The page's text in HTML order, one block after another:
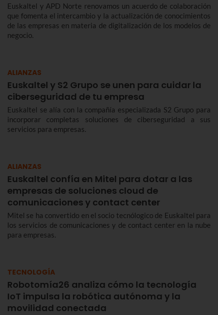
Euskaltel y APD Norte renovamos un acuerdo de colaboración
que fomenta el intercambio y la actualización de conocimientos
de las empresas en materia de digitalización de los modelos de
negocio.
ALIANZAS
Euskaltel y S2 Grupo se unen para cuidar la
ciberseguridad de tu empresa
Euskaltel se alía con la compañía especializada S2 Grupo para
incorporar completas soluciones de ciberseguridad a sus
servicios para empresas.
ALIANZAS
Euskaltel confía en Mitel para dotar a las
empresas de soluciones cloud de
comunicaciones y contact center
Mitel se ha convertido en el socio tecnólogico de Euskaltel para
los servicios de comunicaciones y de contact center en la nube
para empresas.
TECNOLOGÍA
Robotomía26 analiza cómo la tecnología
IoT impulsa la robótica autónoma y la
movilidad conectada